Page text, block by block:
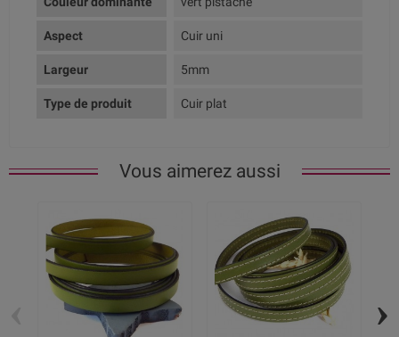
Aspect Cuir uni
Largeur 5mm
Type de produit Cuir plat
Vous aimerez aussi
›